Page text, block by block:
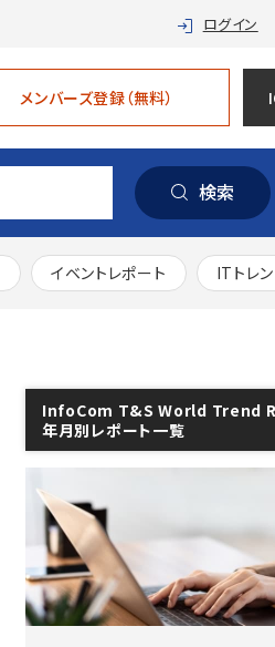
ログイン
メンバーズ登録（無料）
検索
イベントレポート ITトレ
InfoCom T&S World Trend
年月別レポート一覧